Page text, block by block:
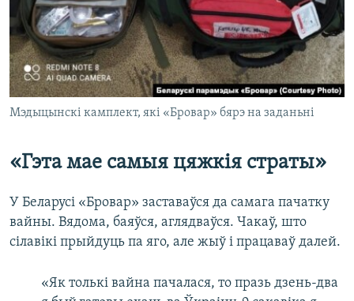
Мэдыцынскі камплект, які «Бровар» бярэ на заданьні
«Гэта мае самыя цяжкія страты»
У Беларусі «Бровар» заставаўся да самага пачатку
вайны. Вядома, баяўся, аглядваўся. Чакаў, што
сілавікі прыйдуць па яго, але жыў і працаваў далей.
«Як толькі вайна пачалася, то празь дзень-два